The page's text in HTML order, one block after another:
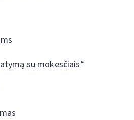
su mokesčiais“